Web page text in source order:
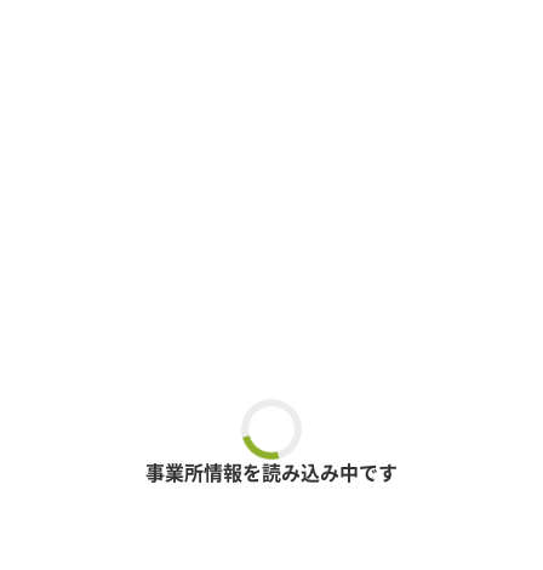
事業所情報を読み込み中です